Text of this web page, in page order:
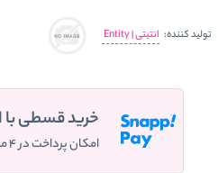
تولید کننده: انتیتی | Entity
خرید قسطی
امکان پرداخت در ۴ مرحله